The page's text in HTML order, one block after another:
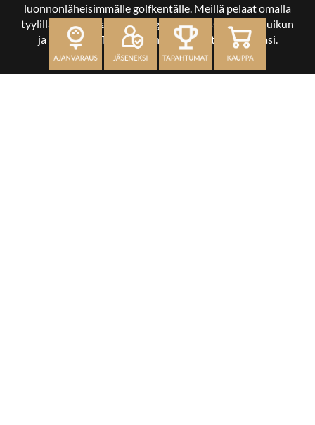
luonnonläheisimmälle golfkentälle. Meillä pelaat omalla
tyylilläsi ja tasollasi – ja bongaat halutessasi vaikka uikun
ja kuikankin. Tärkeintä on, että nautit vierailustasi.